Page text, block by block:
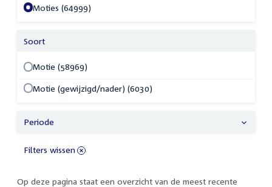
Op deze pagina staat een overzicht van de meest recente
Moties (64999)
Soort
Motie (58969)
Motie (gewijzigd/nader) (6030)
Periode
Filters wissen